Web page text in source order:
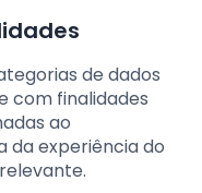
de dados
com finalidades
ao
da experiência do